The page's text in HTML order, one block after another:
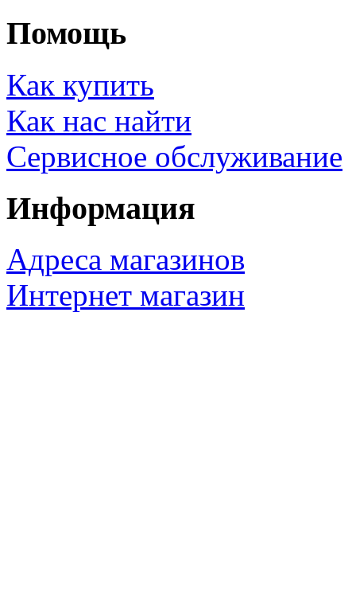
Помощь
Как купить
Как нас найти
Сервисное обслуживание
Информация
Адреса магазинов
Интернет магазин